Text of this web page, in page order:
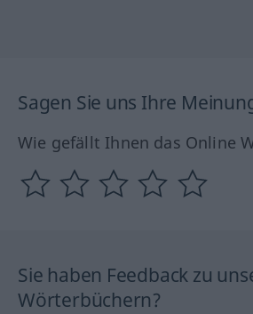
Sagen Sie uns Ihre
Wie gefällt Ihnen das Online
Sie haben Feedback zu
Wörterbüchern?